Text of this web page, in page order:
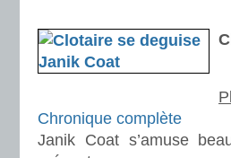
Chronique complète
Janik Coat s’amuse